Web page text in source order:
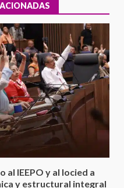
IEEPO y al Iocied a
y estructural integral
de Ariadna Montiel
Salomón Jara
la consolidación
en
oaxaqueño